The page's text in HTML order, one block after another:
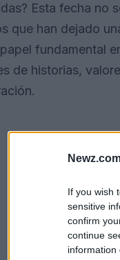
If you wish
sensitive
confirm
continue
information
Esta fecha no
que han dejado
fundamental
de historias,